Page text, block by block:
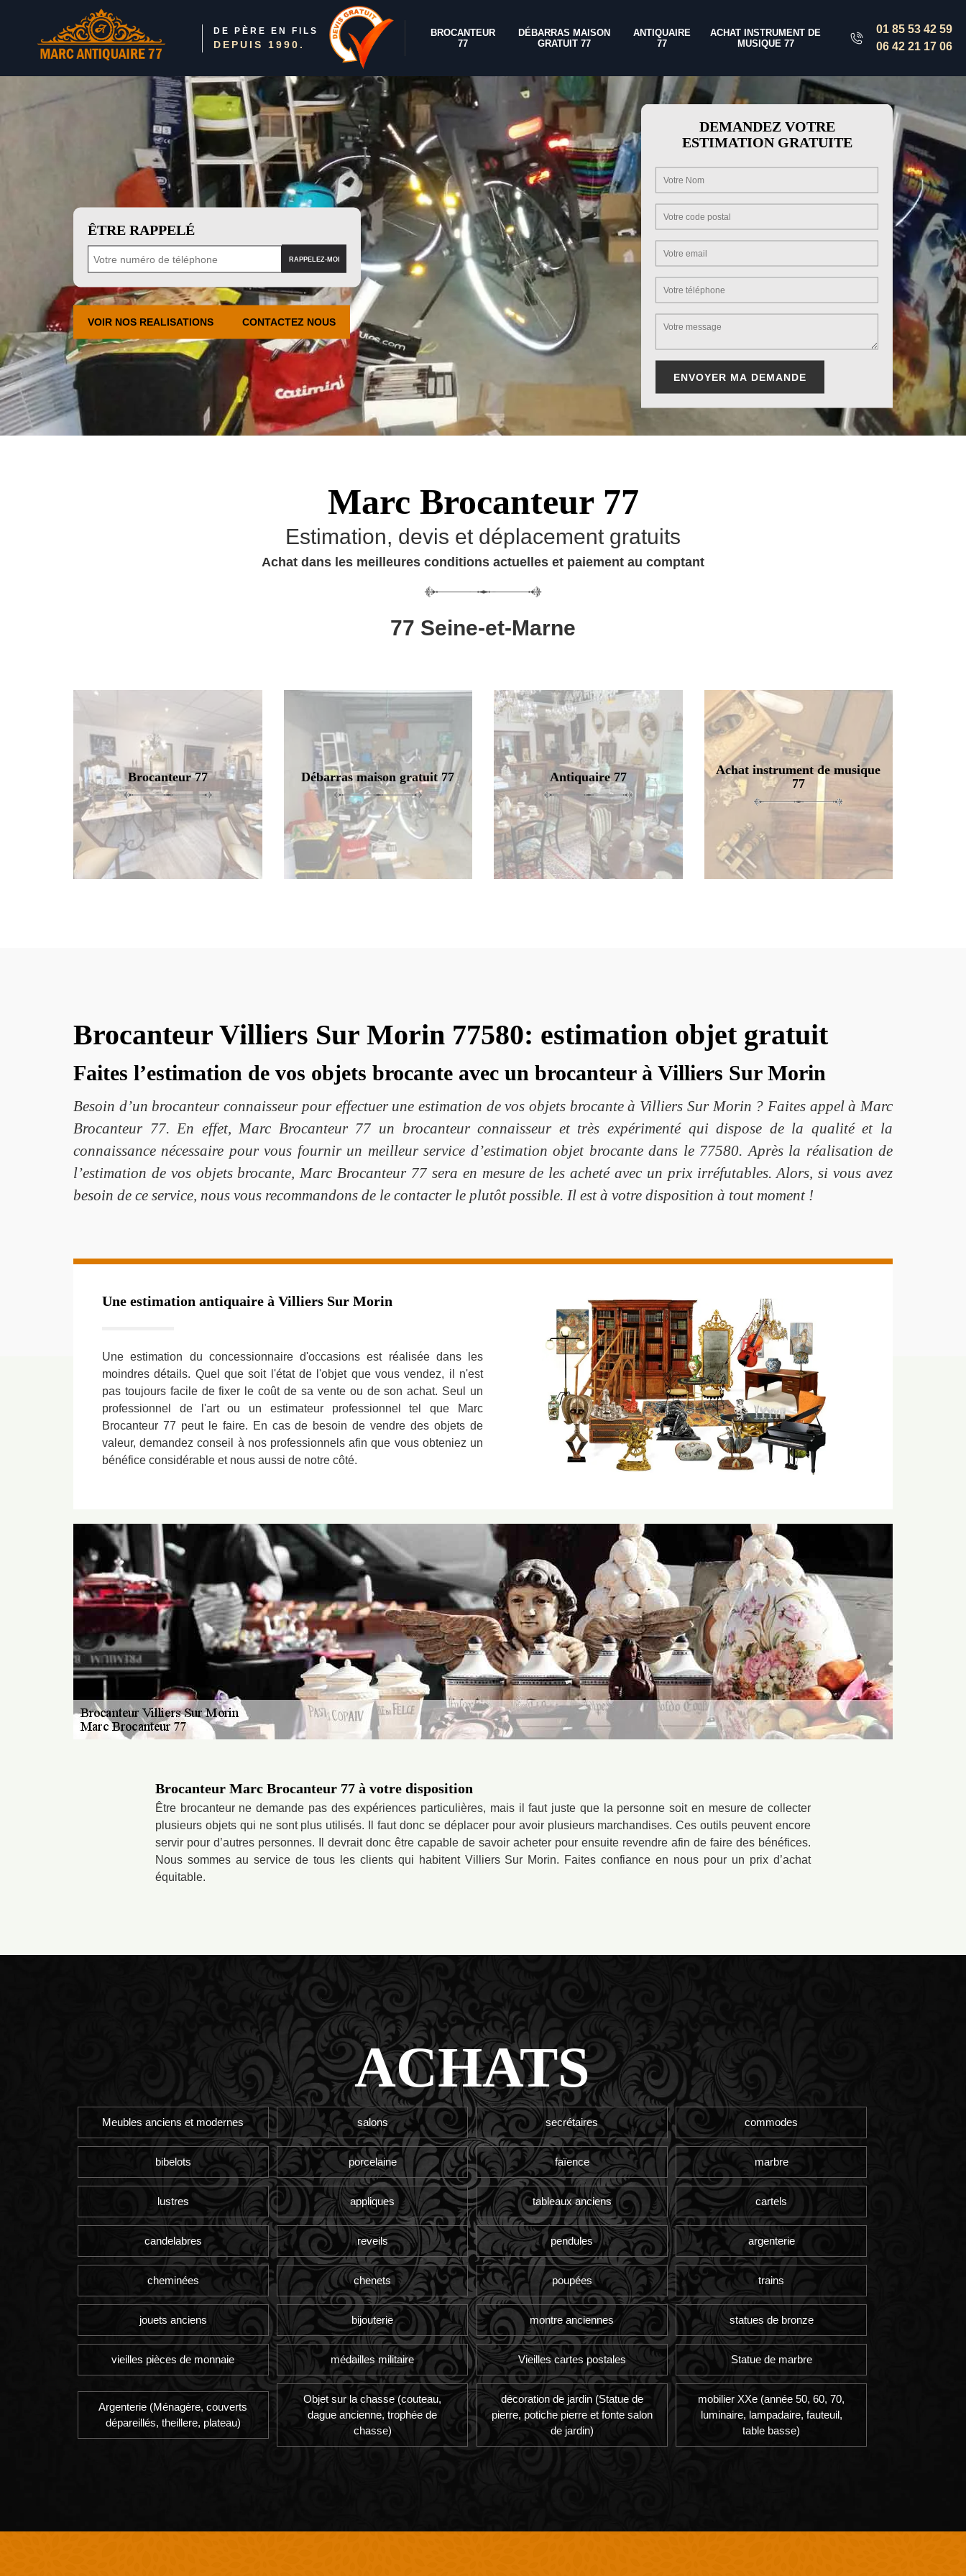
DE PÈRE EN FILS
DEPUIS 1990.
BROCANTEUR
77
DÉBARRAS MAISON
GRATUIT 77
ANTIQUAIRE
77
ACHAT INSTRUMENT DE
MUSIQUE 77
01 85 53 42 59
06 42 21 17 06
ÊTRE RAPPELÉ
VOIR NOS REALISATIONS CONTACTEZ NOUS
DEMANDEZ VOTRE
ESTIMATION GRATUITE
Marc Brocanteur 77
Estimation, devis et déplacement gratuits
Achat dans les meilleures conditions actuelles et paiement au comptant
77 Seine-et-Marne
Brocanteur 77 Débarras maison gratuit 77 Antiquaire 77
Achat instrument de musique
77
Brocanteur Villiers Sur Morin 77580: estimation objet gratuit
Faites l’estimation de vos objets brocante avec un brocanteur à Villiers Sur Morin
Besoin d’un brocanteur connaisseur pour effectuer une estimation de vos objets brocante à Villiers Sur Morin ? Faites appel à Marc
Brocanteur 77. En effet, Marc Brocanteur 77 un brocanteur connaisseur et très expérimenté qui dispose de la qualité et la
connaissance nécessaire pour vous fournir un meilleur service d’estimation objet brocante dans le 77580. Après la réalisation de
l’estimation de vos objets brocante, Marc Brocanteur 77 sera en mesure de les acheté avec un prix irréfutables. Alors, si vous avez
besoin de ce service, nous vous recommandons de le contacter le plutôt possible. Il est à votre disposition à tout moment !
Une estimation antiquaire à Villiers Sur Morin
Une estimation du concessionnaire d'occasions est réalisée dans les
moindres détails. Quel que soit l'état de l'objet que vous vendez, il n'est
pas toujours facile de fixer le coût de sa vente ou de son achat. Seul un
professionnel de l'art ou un estimateur professionnel tel que Marc
Brocanteur 77 peut le faire. En cas de besoin de vendre des objets de
valeur, demandez conseil à nos professionnels afin que vous obteniez un
bénéfice considérable et nous aussi de notre côté.
Brocanteur Marc Brocanteur 77 à votre disposition
Être brocanteur ne demande pas des expériences particulières, mais il faut juste que la personne soit en mesure de collecter
plusieurs objets qui ne sont plus utilisés. Il faut donc se déplacer pour avoir plusieurs marchandises. Ces outils peuvent encore
servir pour d’autres personnes. Il devrait donc être capable de savoir acheter pour ensuite revendre afin de faire des bénéfices.
Nous sommes au service de tous les clients qui habitent Villiers Sur Morin. Faites confiance en nous pour un prix d’achat
équitable.
ACHATS
Meubles anciens et modernes salons secrétaires commodes
bibelots porcelaine faïence marbre
lustres appliques tableaux anciens cartels
candelabres reveils pendules argenterie
cheminées chenets poupées trains
jouets anciens bijouterie montre anciennes statues de bronze
vieilles pièces de monnaie médailles militaire Vieilles cartes postales Statue de marbre
Argenterie (Ménagère, couverts
dépareillés, theillere, plateau)
Objet sur la chasse (couteau,
dague ancienne, trophée de
chasse)
décoration de jardin (Statue de
pierre, potiche pierre et fonte salon
de jardin)
mobilier XXe (année 50, 60, 70,
luminaire, lampadaire, fauteuil,
table basse)